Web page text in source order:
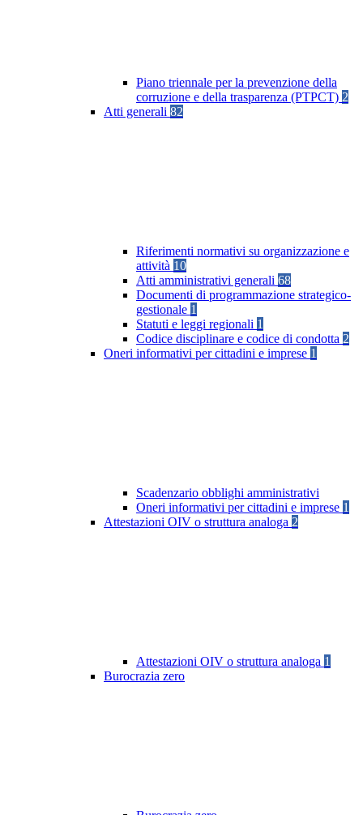
Piano triennale per la prevenzione della
corruzione e della trasparenza (PTPCT) 2
Atti generali 82
Riferimenti normativi su organizzazione e
attività 10
Atti amministrativi generali 68
Documenti di programmazione strategico-
gestionale 1
Statuti e leggi regionali 1
Codice disciplinare e codice di condotta 2
Oneri informativi per cittadini e imprese 1
Scadenzario obblighi amministrativi
Oneri informativi per cittadini e imprese 1
Attestazioni OIV o struttura analoga 2
Attestazioni OIV o struttura analoga 1
Burocrazia zero